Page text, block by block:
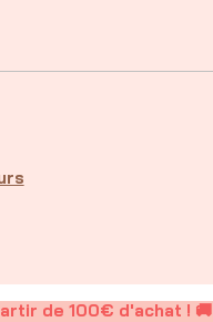
de 100€ d'achat ! 🚚